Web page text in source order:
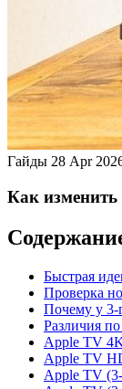
Гайды 28 Apr
Как изменить
Быстрая
Проверка
Почему у
Различия
Apple TV
Apple TV
Apple TV